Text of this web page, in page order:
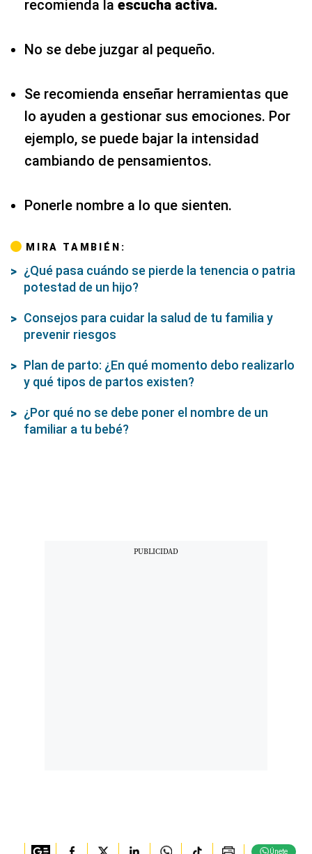
recomienda la escucha activa.
No se debe juzgar al pequeño.
Se recomienda enseñar herramientas que
lo ayuden a gestionar sus emociones. Por
ejemplo, se puede bajar la intensidad
cambiando de pensamientos.
Ponerle nombre a lo que sienten.
MIRA TAMBIÉN:
¿Qué pasa cuándo se pierde la tenencia o patria
potestad de un hijo?
Consejos para cuidar la salud de tu familia y
prevenir riesgos
Plan de parto: ¿En qué momento debo realizarlo
y qué tipos de partos existen?
¿Por qué no se debe poner el nombre de un
familiar a tu bebé?
Únete